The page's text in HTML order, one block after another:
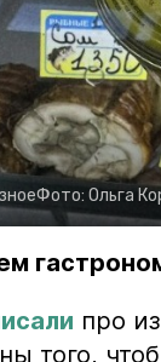
Фото: Ольга
про
того,